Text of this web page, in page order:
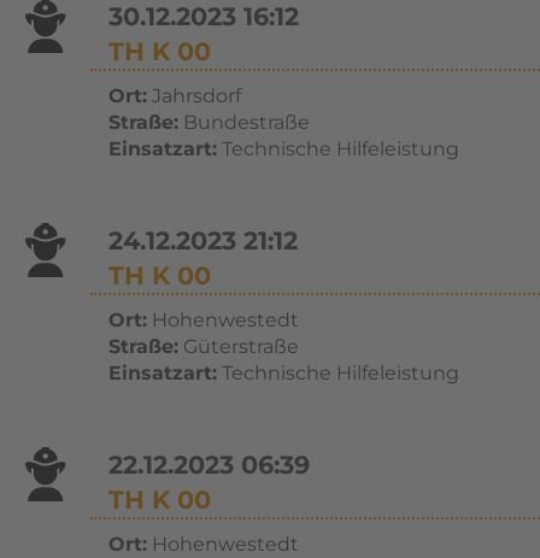
30.12.2023 16:12
TH K 00
Ort:Jahrsdorf
Straße:Bundestraße
Einsatzart:Technische Hilfeleistung
24.12.2023 21:12
TH K 00
Ort:Hohenwestedt
Straße:Güterstraße
Einsatzart:Technische Hilfeleistung
22.12.2023 06:39
TH K 00
Ort:Hohenwestedt